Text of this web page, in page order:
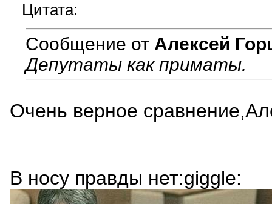
Цитата:
Сообщение от Алексей
Депутаты как приматы.
Очень верное
В носу правды нет:giggle: